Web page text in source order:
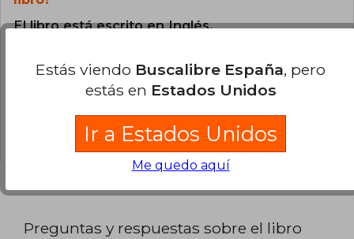
El libro está escrito en Inglés.
¿Cuál es la encuadernación de este libro?
Preguntas y respuestas sobre el libro
Estás viendo Buscalibre España, pero
estás en Estados Unidos
Ir a Estados Unidos
Me quedo aquí